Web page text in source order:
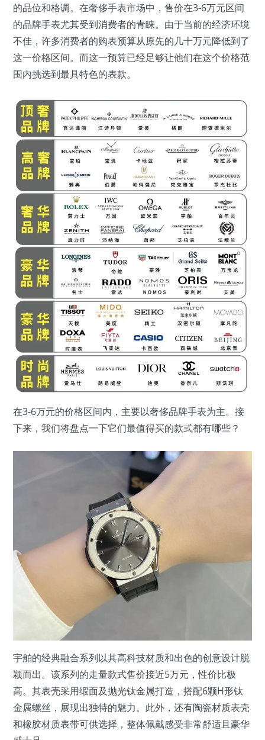
的品位和格调。在奢侈手表市场中，售价在3-6万元区间
的品牌手表尤其受到消费者的青睐。由于当前的经济环境
不佳，许多消费者的购表预算从原先的几十万元降低到了
这一价格区间。而这一预算已经足够让他们在这个价格范
围内挑选到最具特色的表款。
在3-6万元的价格区间内，主要以奢侈品牌手表为主。接
下来，我们将盘点一下它们最值得买的款式都有哪些？
宇舶的经典融合系列以其高科技材质和出色的创意设计脱
颖而出。该系列的走量款式售价接近5万元，性价比极
高。其表壳采用缎面及抛光钛金属打造，搭配6颗H形钛
金属螺丝，展现出独特的魅力。此外，还有陶瓷材质表壳
和橡胶材质表带可供选择，整体佩戴感受非常舒适且豪华